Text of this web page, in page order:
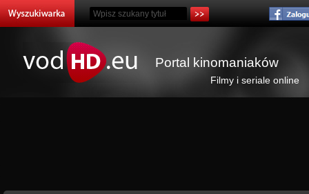
Portal kinomaniaków
Filmy i seriale online